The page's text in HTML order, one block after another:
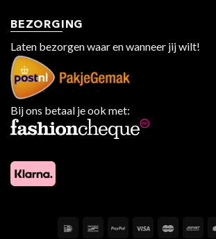
BEZORGING
Laten bezorgen waar en wanneer jij wilt!
Bij ons betaal je ook met: